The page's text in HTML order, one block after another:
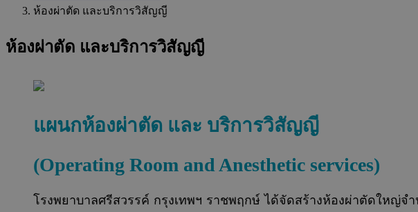
ห้องผ่าตัด และบริการวิสัญญี
ห้องผ่าตัด และบริการวิสัญญี
แผนกห้องผ่าตัด และ บริการวิสัญญี
(Operating Room and Anesthetic services)
โรงพยาบาลศรีสวรรค์ กรุงเทพฯ ราชพฤกษ์ ได้จัดสร้างห้องผ่าตัดใหญ่